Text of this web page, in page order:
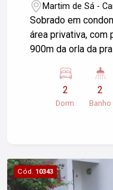
Martim de Sá -
Sobrado em
área privativa, com
900m da orla da
2
Dorm.
2
Banho
Cód. 10343